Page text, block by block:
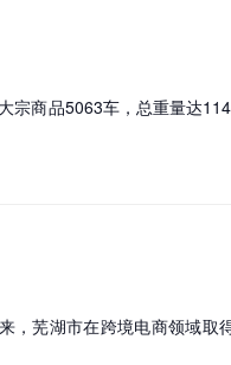
宗商品5063车，总重量达
，芜湖市在跨境电商领域取